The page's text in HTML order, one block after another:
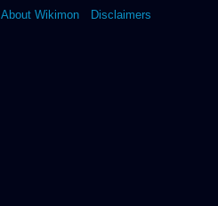
About Wikimon Disclaimers